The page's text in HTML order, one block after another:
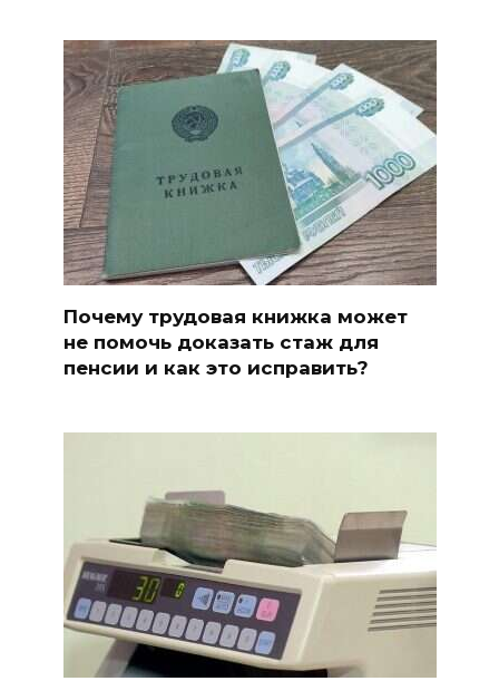
Почему трудовая книжка может
не помочь доказать стаж для
пенсии и как это исправить?